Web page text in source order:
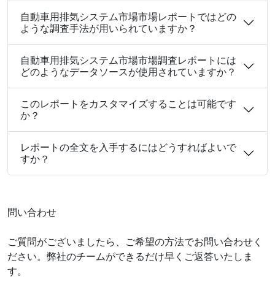
自動車用排気システム市場市場レポートではどの
ような調査手法が用いられていますか？
自動車用排気システム市場市場調査レポートには
どのようなデータソースが使用されていますか？
このレポートをカスタマイズすることは可能です
か？
レポートの全文を入手するにはどうすればよいで
すか？
問い合わせ
ご質問がございましたら、ご希望の方法でお問い合わせく
ださい。弊社のチームができるだけ早くご返答いたしま
す。